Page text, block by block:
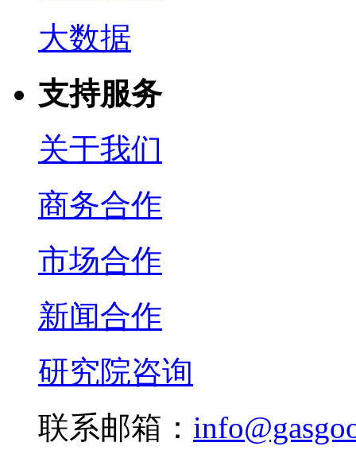
大数据
支持服务
关于我们
商务合作
市场合作
新闻合作
研究院咨询
联系邮箱：